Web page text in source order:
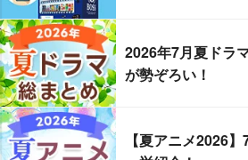
2026年7月夏ドラ
が勢ぞろい！
【夏アニメ2026